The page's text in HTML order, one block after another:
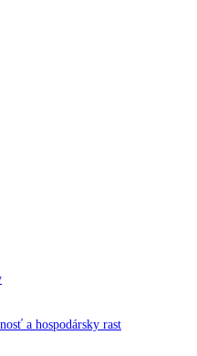
a hospodársky rast